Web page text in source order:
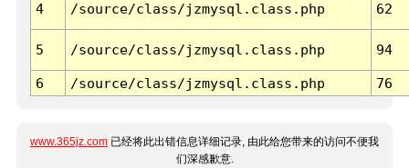
4 /source/class/jzmysql.class.php 62
5 /source/class/jzmysql.class.php 94
6 /source/class/jzmysql.class.php 76
www.365jz.com 已经将此出错信息详细记录, 由此给您带来的访问不便我
们深感歉意.